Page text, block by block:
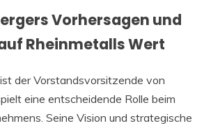
Vorhersagen und
Rheinmetalls Wert
der Vorstandsvorsitzende von
eine entscheidende Rolle beim
Seine Vision und strategische